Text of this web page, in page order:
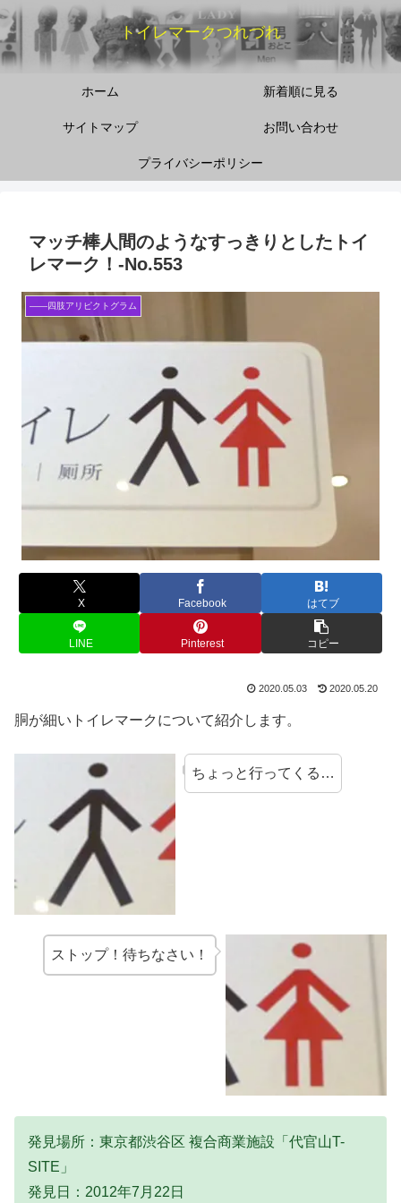
トイレマークつれづれ
ホーム 新着順に見る
サイトマップ お問い合わせ
プライバシーポリシー
マッチ棒人間のようなすっきりとしたトイ
レマーク！‐No.553
――四肢アリピクトグラム
X Facebook はてブ
LINE Pinterest コピー
2020.05.03 2020.05.20
胴が細いトイレマークについて紹介します。
ちょっと行ってくる…
ストップ！待ちなさい！
発見場所：東京都渋谷区 複合商業施設「代官山T-
SITE」
発見日：2012年7月22日